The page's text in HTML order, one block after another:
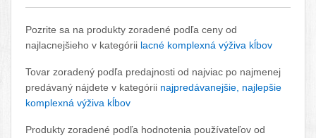
Pozrite sa na produkty zoradené podľa ceny od
najlacnejšieho v kategórii lacné komplexná výživa kĺbov
Tovar zoradený podľa predajnosti od najviac po najmenej
predávaný nájdete v kategórii najpredávanejšie, najlepšie
komplexná výživa kĺbov
Produkty zoradené podľa hodnotenia používateľov od